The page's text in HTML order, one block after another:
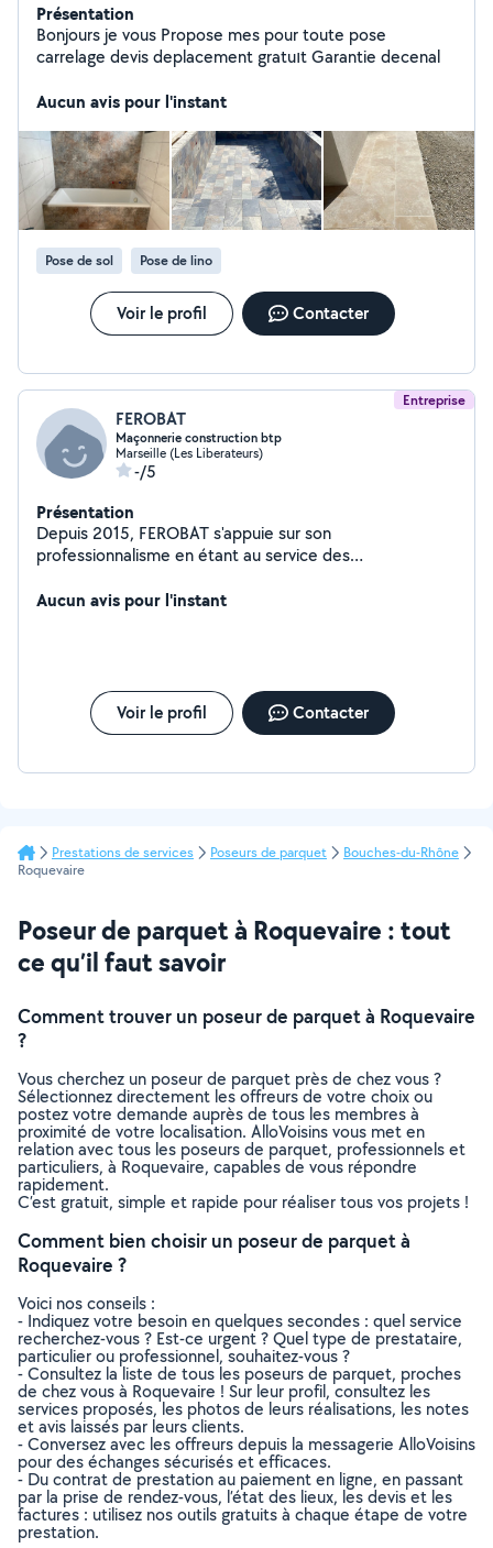
Présentation
Bonjours je vous Propose mes pour toute pose
carrelage devis deplacement gratuıt Garantie decenal
Aucun avis pour l'instant
Pose de sol Pose de lino
Voir le profil Contacter
Entreprise
FEROBAT
Maçonnerie construction btp
Marseille (Les Liberateurs)
-/5
Présentation
Depuis 2015, FEROBAT s'appuie sur son
professionnalisme en étant au service des
bâtiment Compétente dans les divers métiers de la
Rénovation - Menuiserie intérieure et extérieure -
Zinguerie -Terrassement - Aménagement extérieur -
Plâtrerie Peinture - doublage cloison
Aucun avis pour l'instant
Voir le profil Contacter
Prestations de services Poseurs de parquet
Bouches-du-Rhône
Roquevaire
Poseur de parquet à Roquevaire : tout
ce qu’il faut savoir
Comment trouver un poseur de parquet à Roquevaire
?
Vous cherchez un poseur de parquet près de chez vous ?
Sélectionnez directement les offreurs de votre choix ou
postez votre demande auprès de tous les membres à
proximité de votre localisation. AlloVoisins vous met en
relation avec tous les poseurs de parquet, professionnels et
particuliers, à Roquevaire, capables de vous répondre
rapidement.
C’est gratuit, simple et rapide pour réaliser tous vos projets !
Comment bien choisir un poseur de parquet à
Roquevaire ?
Voici nos conseils :
- Indiquez votre besoin en quelques secondes : quel service
recherchez-vous ? Est-ce urgent ? Quel type de prestataire,
particulier ou professionnel, souhaitez-vous ?
- Consultez la liste de tous les poseurs de parquet, proches
de chez vous à Roquevaire ! Sur leur profil, consultez les
services proposés, les photos de leurs réalisations, les notes
et avis laissés par leurs clients.
- Conversez avec les offreurs depuis la messagerie AlloVoisins
pour des échanges sécurisés et efficaces.
- Du contrat de prestation au paiement en ligne, en passant
par la prise de rendez-vous, l’état des lieux, les devis et les
factures : utilisez nos outils gratuits à chaque étape de votre
prestation.